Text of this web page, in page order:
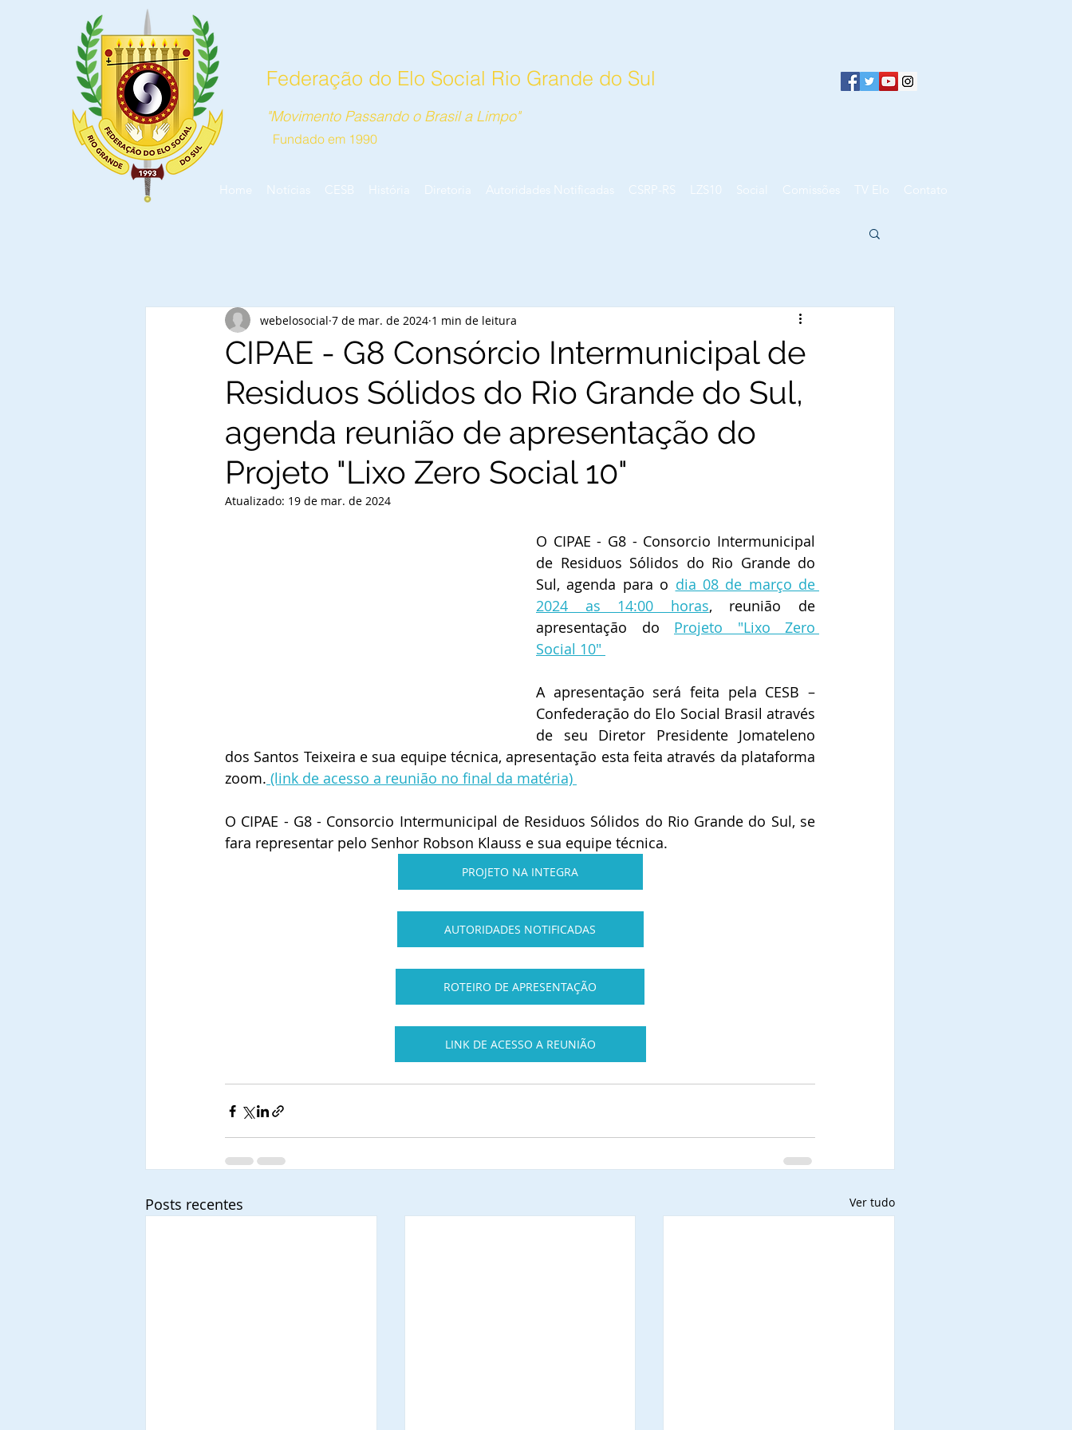
Federação do Elo Social Rio Grande do Sul
"Movimento Passando o Brasil a Limpo"
Fundado em 1990
Home Notícias CESB História Diretoria Autoridades Notificadas CSRP-RS LZS10 Social Comissões TV Elo Contato
CIPAE - G8 Consórcio Intermunicipal de
Residuos Sólidos do Rio Grande do Sul,
agenda reunião de apresentação do
Projeto "Lixo Zero Social 10"
webelosocial 7 de mar. de 2024 1 min de leitura
Atualizado: 19 de mar. de 2024
O CIPAE - G8 - Consorcio Intermunicipal
de Residuos Sólidos do Rio Grande do
Sul, agenda para o dia 08 de março de
2024 as 14:00 horas, reunião de
apresentação do Projeto "Lixo Zero
Social 10"
A apresentação será feita pela CESB –
Confederação do Elo Social Brasil através
de seu Diretor Presidente Jomateleno
dos Santos Teixeira e sua equipe técnica, apresentação esta feita através da plataforma
zoom. (link de acesso a reunião no final da matéria)
O CIPAE - G8 - Consorcio Intermunicipal de Residuos Sólidos do Rio Grande do Sul, se
fara representar pelo Senhor Robson Klauss e sua equipe técnica.
PROJETO NA INTEGRA
AUTORIDADES NOTIFICADAS
ROTEIRO DE APRESENTAÇÃO
LINK DE ACESSO A REUNIÃO
Posts recentes Ver tudo